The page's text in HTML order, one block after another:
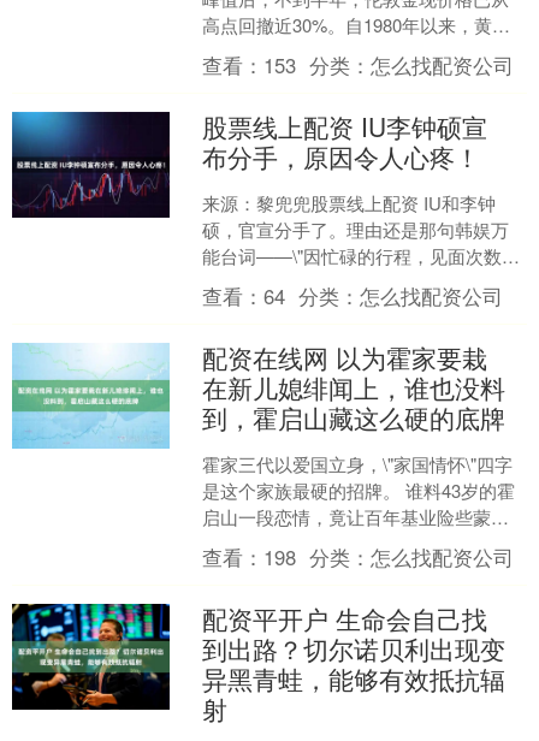
高点回撤近30%。自1980年以来，黄金
价格主要经历过两轮深度回调。1980
年，....
查看： 153 分类：怎么找配资公司
股票线上配资 IU李钟硕宣
布分手，原因令人心疼！
来源：黎兜兜股票线上配资 IU和李钟
硕，官宣分手了。理由还是那句韩娱万
能台词——\"因忙碌的行程，见面次数减
少，从而整理了关系。\"双方经纪公司补
了一句更体面的....
查看：64 分类：怎么找配资公司
配资在线网 以为霍家要栽
在新儿媳绯闻上，谁也没料
到，霍启山藏这么硬的底牌
霍家三代以爱国立身，\"家国情怀\"四字
是这个家族最硬的招牌。 谁料43岁的霍
启山一段恋情，竟让百年基业险些蒙
尘。 “新儿媳”娜然早年黑料被扒出，直戳
霍家命门，....
查看： 198 分类：怎么找配资公司
配资平开户 生命会自己找
到出路？切尔诺贝利出现变
异黑青蛙，能够有效抵抗辐
射